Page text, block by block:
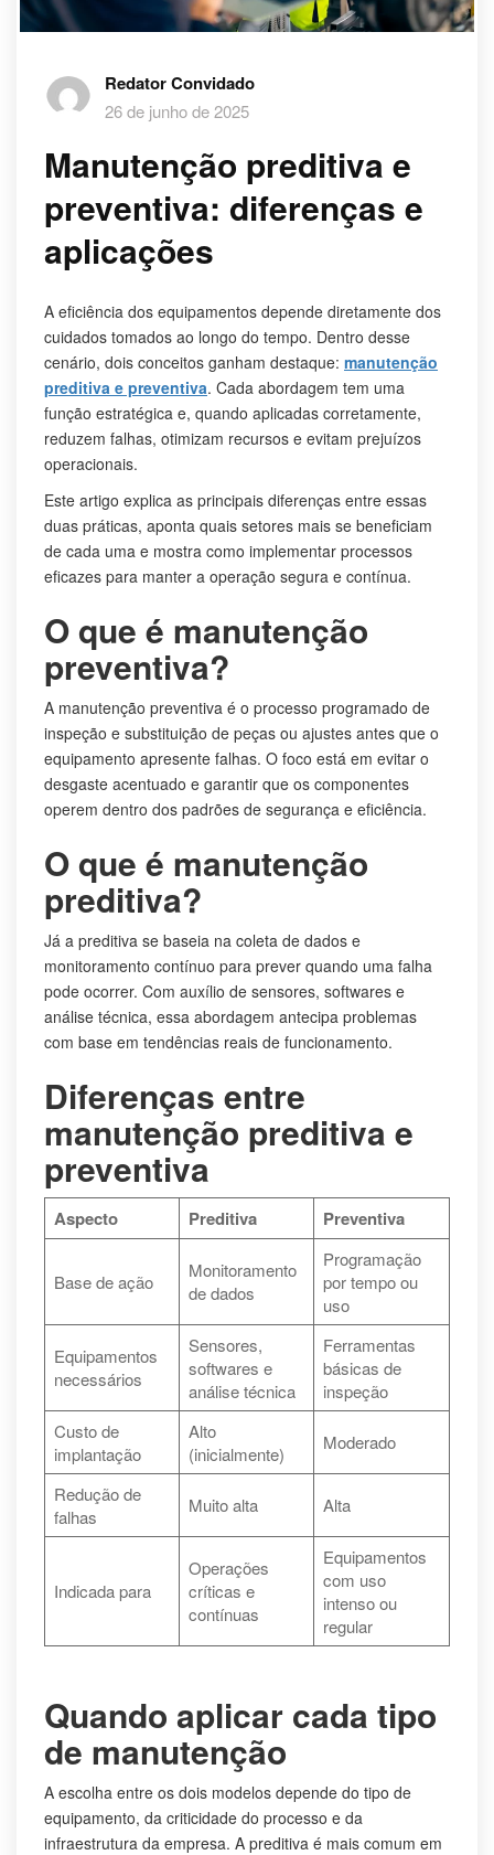
Redator Convidado
26 de junho de 2025
Manutenção preditiva e
preventiva: diferenças e
aplicações
A eficiência dos equipamentos depende diretamente dos
cuidados tomados ao longo do tempo. Dentro desse
cenário, dois conceitos ganham destaque: manutenção
preditiva e preventiva. Cada abordagem tem uma
função estratégica e, quando aplicadas corretamente,
reduzem falhas, otimizam recursos e evitam prejuízos
operacionais.
Este artigo explica as principais diferenças entre essas
duas práticas, aponta quais setores mais se beneficiam
de cada uma e mostra como implementar processos
eficazes para manter a operação segura e contínua.
O que é manutenção
preventiva?
A manutenção preventiva é o processo programado de
inspeção e substituição de peças ou ajustes antes que o
equipamento apresente falhas. O foco está em evitar o
desgaste acentuado e garantir que os componentes
operem dentro dos padrões de segurança e eficiência.
O que é manutenção
preditiva?
Já a preditiva se baseia na coleta de dados e
monitoramento contínuo para prever quando uma falha
pode ocorrer. Com auxílio de sensores, softwares e
análise técnica, essa abordagem antecipa problemas
com base em tendências reais de funcionamento.
Diferenças entre
manutenção preditiva e
preventiva
Aspecto Preditiva Preventiva
Base de ação
Monitoramento
de dados
Programação
por tempo ou
uso
Equipamentos
necessários
Sensores,
softwares e
análise técnica
Ferramentas
básicas de
inspeção
Custo de
implantação
Alto
(inicialmente)
Moderado
Redução de
falhas
Muito alta Alta
Indicada para
Operações
críticas e
contínuas
Equipamentos
com uso
intenso ou
regular
Quando aplicar cada tipo
de manutenção
A escolha entre os dois modelos depende do tipo de
equipamento, da criticidade do processo e da
infraestrutura da empresa. A preditiva é mais comum em